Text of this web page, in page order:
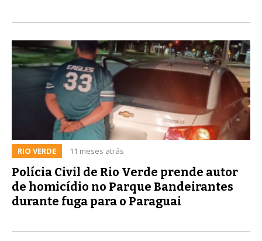
RIO VERDE 11 meses atrás
Polícia Civil de Rio Verde prende autor
de homicídio no Parque Bandeirantes
durante fuga para o Paraguai